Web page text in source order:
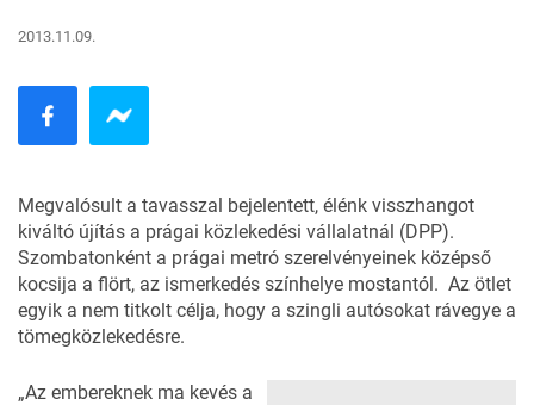
2013.11.09.
Megvalósult a tavasszal bejelentett, élénk visszhangot
kiváltó újítás a prágai közlekedési vállalatnál (DPP).
Szombatonként a prágai metró szerelvényeinek középső
kocsija a flört, az ismerkedés színhelye mostantól. Az ötlet
egyik a nem titkolt célja, hogy a szingli autósokat rávegye a
tömegközlekedésre.
„Az embereknek ma kevés a